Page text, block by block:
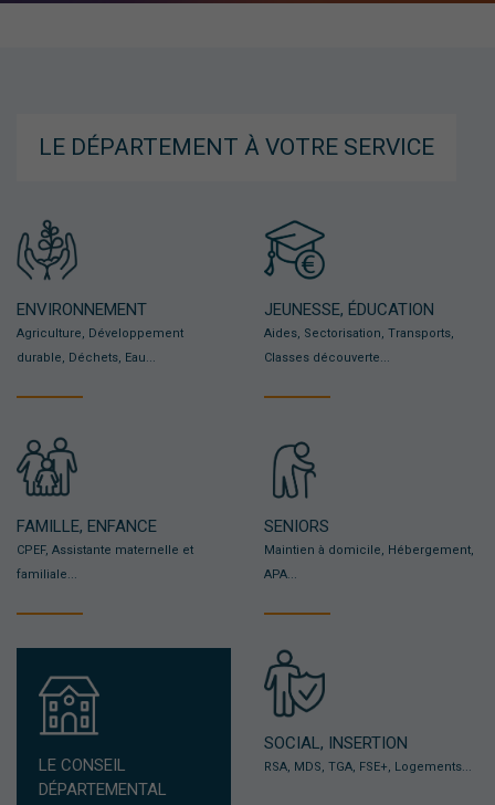
LE DÉPARTEMENT À VOTRE SERVICE
ENVIRONNEMENT
Agriculture, Développement
durable, Déchets, Eau...
JEUNESSE, ÉDUCATION
Aides, Sectorisation, Transports,
Classes découverte...
FAMILLE, ENFANCE
CPEF, Assistante maternelle et
familiale...
SENIORS
Maintien à domicile, Hébergement,
APA...
LE CONSEIL
DÉPARTEMENTAL
SOCIAL, INSERTION
RSA, MDS, TGA, FSE+, Logements...